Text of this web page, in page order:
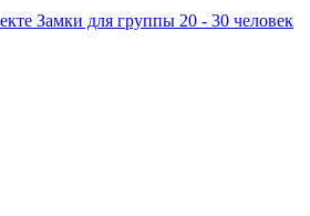
Замки для группы 20 - 30 человек